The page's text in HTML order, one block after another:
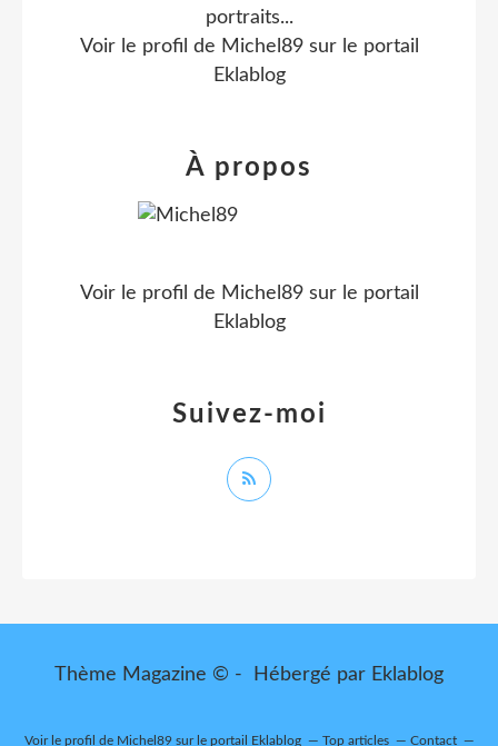
portraits...
Voir le profil de Michel89sur le portail
Eklablog
Suivez-moi
À propos
Voir le profil de Michel89sur le portail
Eklablog
Thème Magazine © - Hébergé par Eklablog
Voir le profil de Michel89sur le portail Eklablog Top articles Contact